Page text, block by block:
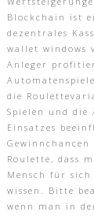
Blockchain ist
dezentrales
wallet windows
Anleger
die
Spielen und die
Einsatzes
Gewinnchancen
Roulette, dass
Mensch für sich
wissen. Bitte
wenn man in